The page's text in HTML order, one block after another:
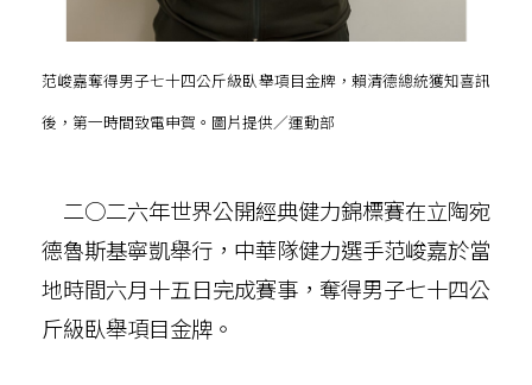
范峻嘉奪得男子七十四公斤級臥舉項目金牌，賴清德總統獲知喜訊
後，第一時間致電申賀。圖片提供／運動部
二○二六年世界公開經典健力錦標賽在立陶宛
德魯斯基寧凱舉行，中華隊健力選手范峻嘉於當
地時間六月十五日完成賽事，奪得男子七十四公
斤級臥舉項目金牌。